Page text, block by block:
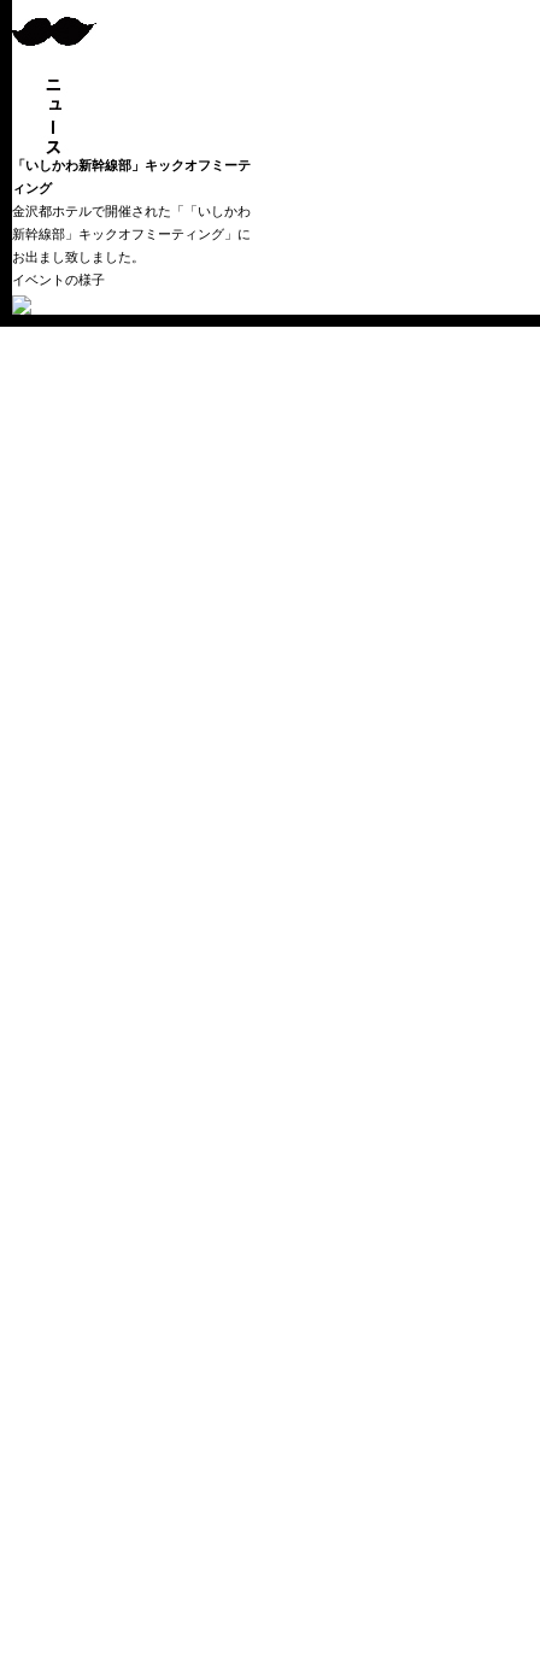
「いしかわ新幹線部」キックオフミーテ
ィング
金沢都ホテルで開催された「「いしかわ
新幹線部」キックオフミーティング」に
お出まし致しました。
イベントの様子